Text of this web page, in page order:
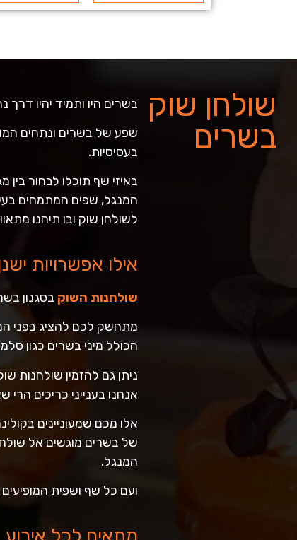
שולחן שוק
בשרים
בשרים היו ותמיד יהיו דרך
שפע של בשרים ונתחים
בעסיסיות.
באיזי שף תוכלו לבחור
המנגל, שפים המתמחים
לשולחן שוק ובו תיהנו
אילו אפשרויות
שולחנות השוק בסגנון
מתחשק לכם להציג בפני
הכולל מיני בשרים כגון
ניתן גם להזמין שולחנות
אנחנו בענייני כריכים
אלו מכם שמעוניינים
של בשרים מוגשים אל
המנגל.
ועם כל שף ושפית